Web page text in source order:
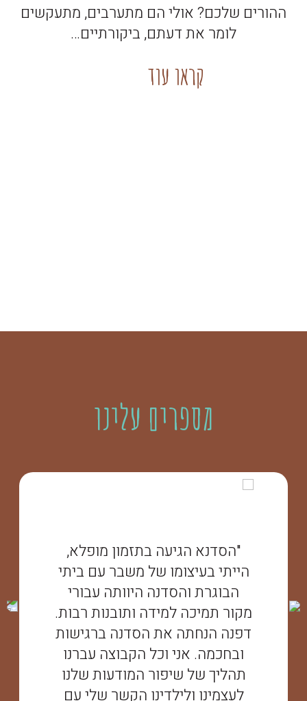
ההורים שלכם? אולי הם מתערבים, מתעקשים
לומר את דעתם, ביקורתיים…
קראו עוד
מספרים עלינו
"הסדנא הגיעה בתזמון מופלא,
הייתי בעיצומו של משבר עם ביתי
הבוגרת והסדנה היוותה עבורי
מקור תמיכה למידה ותובנות רבות.
דפנה הנחתה את הסדנה ברגישות
ובחכמה. אני וכל הקבוצה עברנו
תהליך של שיפור המודעות שלנו
לעצמינו ולילדינו הקשר שלי עם